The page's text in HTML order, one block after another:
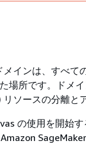
インは、すべて
場所です。ドメ
ソースの分離と
の使用を開始